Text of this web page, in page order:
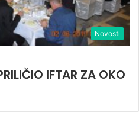
Novosti
IFTAR ZA OKO